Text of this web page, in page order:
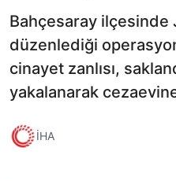
Bahçesaray ilçesinde
düzenlediği
cinayet zanlısı,
yakalanarak
İHA